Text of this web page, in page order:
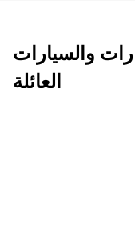
والسيارات
العائلة